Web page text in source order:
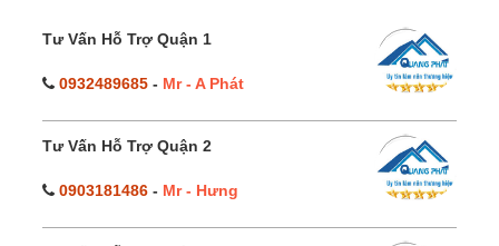
Tư Vấn Hỗ Trợ Quận 1
0932489685 - Mr - A Phát
Tư Vấn Hỗ Trợ Quận 2
0903181486 - Mr - Hưng